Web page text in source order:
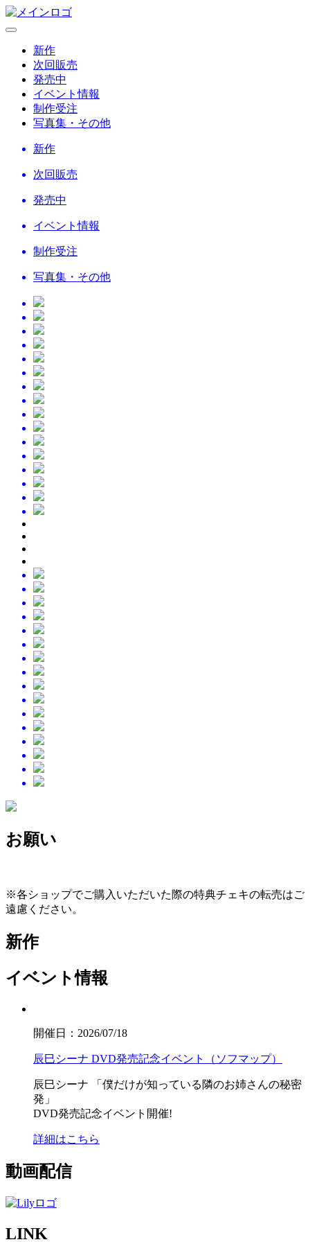
新作
次回販売
発売中
イベント情報
制作受注
写真集・その他
新作
次回販売
発売中
イベント情報
制作受注
写真集・その他
お願い
※各ショップでご購入いただいた際の特典チェキの転売はご
遠慮ください。
新作
イベント情報
開催日：2026/07/18
辰巳シーナ DVD発売記念イベント（ソフマップ）
辰巳シーナ
「僕だけが知っている隣のお姉さんの秘密
発」
DVD発売記念イベント開催!
詳細はこちら
動画配信
LINK